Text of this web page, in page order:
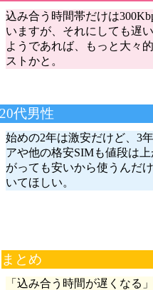
込み合う時間帯だけは
いますが、それにしても遅
ようであれば、もっと大々
ストかと。
20代男性
始めの2年は激安だけど、3
アや他の格安SIMも値段は
がっても安いから使うんだ
いてほしい。
まとめ
「込み合う時間が遅くなる